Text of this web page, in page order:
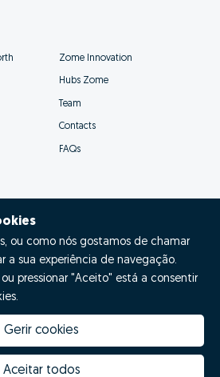
Zome Innovation
Hubs Zome
Team
Contacts
FAQs
Privacy policy
and conditions
dispute resolution
Complaint book
ou como nós gostamos de chamar
a sua experiência de navegação.
pressionar "Aceito" está a consentir
Gerir cookies
Aceitar todos